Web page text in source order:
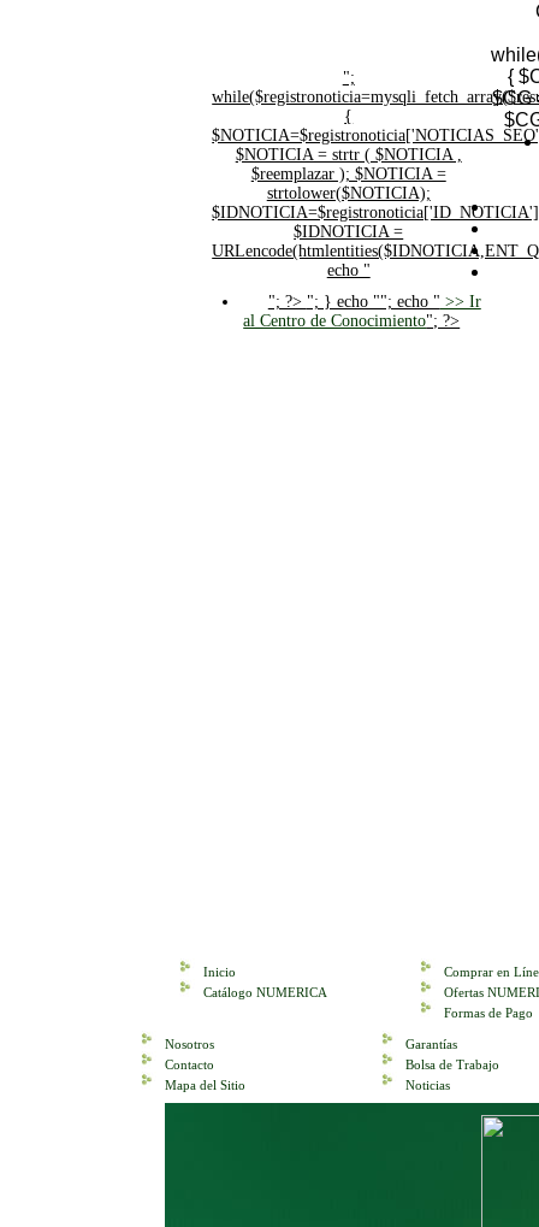
{
$CG
";
{
$NOTICIA = strtr ( $NOTICIA ,
$reemplazar ); $NOTICIA =
strtolower($NOTICIA);
$IDNOTICIA =
echo "
"; ?> "; } echo ""; echo " >> Ir
al Centro de Conocimiento"; ?>
Inicio
Catálogo NUMERICA
Comprar en
Ofertas
Formas de Pago
Nosotros
Contacto
Mapa del Sitio
Garantías
Bolsa de Trabajo
Noticias